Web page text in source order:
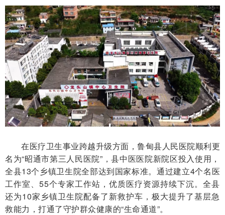
在医疗卫生事业跨越升级方面，鲁甸县人民医院顺利更
名为“昭通市第三人民医院”，县中医医院新院区投入使用，
全县13个乡镇卫生院全部达到国家标准。通过建立4个名医
工作室、55个专家工作站，优质医疗资源持续下沉。全县
还为10家乡镇卫生院配备了新救护车，极大提升了基层急
救能力，打通了守护群众健康的“生命通道”。